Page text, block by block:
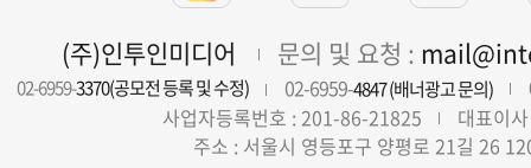
(주)인투인미디어 문의 및 요청 :
02-6959-3370(공모전 등록 및 수정) 02-6959-4847 (배너광고 문의)
사업자등록번호 : 201-86-21825
대표이
주소 : 서울시 영등포구 양평로 21길 26